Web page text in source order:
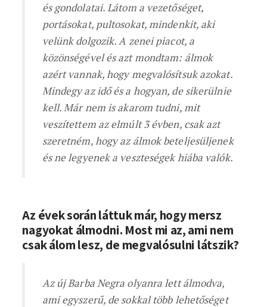
és gondolatai. Látom a vezetőséget,
portásokat, pultosokat, mindenkit, aki
velünk dolgozik. A zenei piacot, a
közönségével és azt mondtam: álmok
azért vannak, hogy megvalósítsuk azokat.
Mindegy az idő és a hogyan, de sikerülnie
kell. Már nem is akarom tudni, mit
veszítettem az elmúlt 3 évben, csak azt
szeretném, hogy az álmok beteljesüljenek
és ne legyenek a veszteségek hiába valók.
Az évek során láttuk már, hogy mersz
nagyokat álmodni. Most mi az, ami nem
csak álom lesz, de megvalósulni látszik?
Az új Barba Negra olyanra lett álmodva,
ami egyszerű, de sokkal több lehetőséget